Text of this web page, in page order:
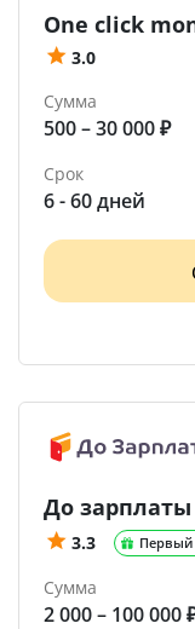
One click
3.0
Сумма
500 – 30 000 ₽
Срок
6 - 60 дней
До зарплаты
3.3 Первый
Сумма
2 000 – 100 000